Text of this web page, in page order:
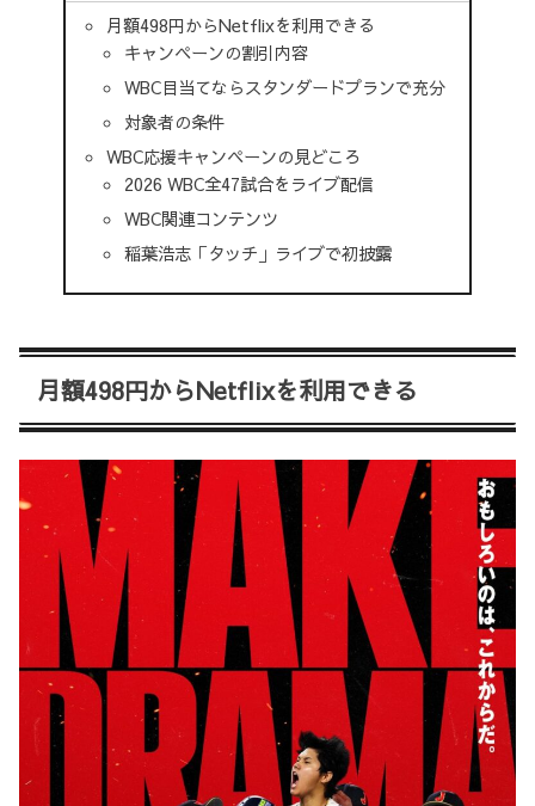
月額498円からNetflixを利用できる
キャンペーンの割引内容
WBC目当てならスタンダードプランで充分
対象者の条件
WBC応援キャンペーンの見どころ
2026 WBC全47試合をライブ配信
WBC関連コンテンツ
稲葉浩志「タッチ」ライブで初披露
月額498円からNetflixを利用できる